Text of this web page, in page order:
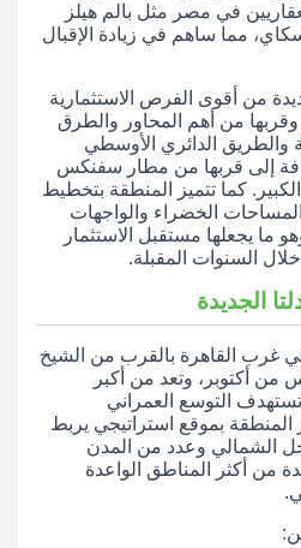
في مصر مثل بالم هيلز
مما ساهم في زيادة الإقبال
من أقوى الفرص الاستثمارية
وقربها من أهم المحاور والطرق
والطريق الدائري الأوسطي
إلى قربها من مطار سفنكس
كما تتميز المنطقة بتخطيط
الخضراء والواجهات
ما يجعلها مستقبل الاستثمار
السنوات المقبلة.
الجديدة
في غرب القاهرة بالقرب من الشيخ
من أكتوبر، وتعد من أكبر
التوسع العمراني
بموقع استراتيجي يربط
الشمالي وعدد من المدن
من أكثر المناطق الواعدة